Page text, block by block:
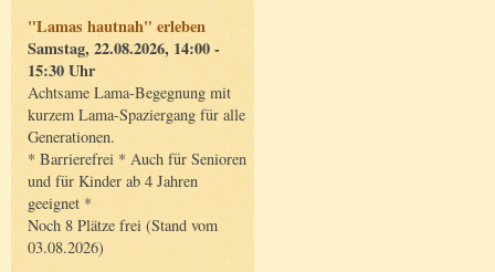
"Lamas hautnah" erleben
Samstag, 22.08.2026, 14:00 -
15:30 Uhr
Achtsame Lama-Begegnung mit
kurzem Lama-Spaziergang für alle
Generationen.
* Barrierefrei * Auch für Senioren
und für Kinder ab 4 Jahren
geeignet *
Noch 8 Plätze frei (Stand vom
03.08.2026)